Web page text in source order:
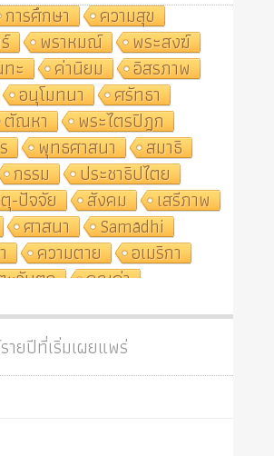
การศึกษา
ความสุข
พราหมณ์
พระสงฆ์
ะ ค่านิยม
อิสรภาพ
อนุโมทนา
ศรัทธา
ตัณหา
พระไตรปิฎก
พุทธศาสนา
สมาธิ
กรรม
ประชาธิปไตย
-ปัจจัย สังคม
เสรีภาพ
ศาสนา
Samādhi
ความตาย
อเมริกา
ะวันตก
คุณค่า
ศาสนาประจำชาติ
ผู้บริโภค
ธรรมาธิปไตย
แยกรัฐกับศาสนา
ธรรมชาติ
บริษัท
ายปีที่เริ่มเผยแพร่